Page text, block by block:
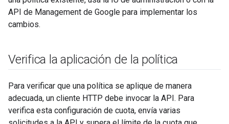
API de Management de Google para implementar los
cambios.
Verifica la aplicación de la política
Para verificar que una política se aplique de manera
adecuada, un cliente HTTP debe invocar la API. Para
verifica esta configuración de cuota, envía varias